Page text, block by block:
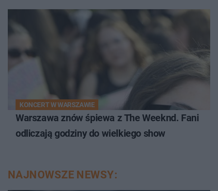
KONCERT W WARSZAWIE
Warszawa znów śpiewa z The Weeknd. Fani
odliczają godziny do wielkiego show
NAJNOWSZE NEWSY: